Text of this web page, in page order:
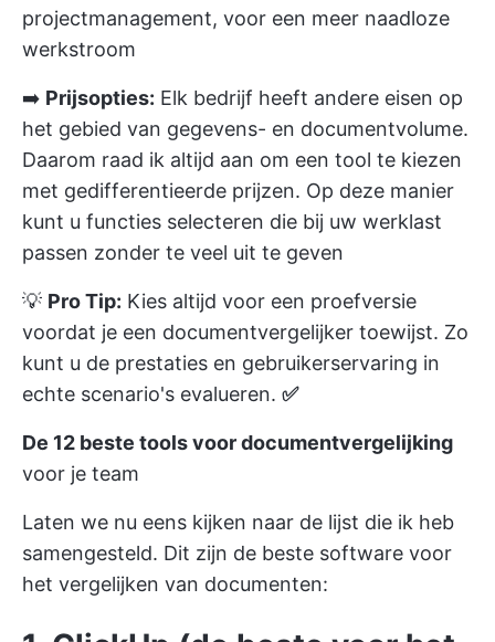
projectmanagement, voor een meer naadloze
werkstroom
➡️ Prijsopties: Elk bedrijf heeft andere eisen op
het gebied van gegevens- en documentvolume.
Daarom raad ik altijd aan om een tool te kiezen
met gedifferentieerde prijzen. Op deze manier
kunt u functies selecteren die bij uw werklast
passen zonder te veel uit te geven
💡 Pro Tip: Kies altijd voor een proefversie
voordat je een documentvergelijker toewijst. Zo
kunt u de prestaties en gebruikerservaring in
echte scenario's evalueren. ✅
De 12 beste tools voor documentvergelijking
voor je team
Laten we nu eens kijken naar de lijst die ik heb
samengesteld. Dit zijn de beste software voor
het vergelijken van documenten: